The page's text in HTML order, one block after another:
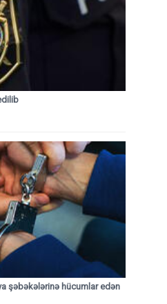
şəbəkələrinə hücumlar edən